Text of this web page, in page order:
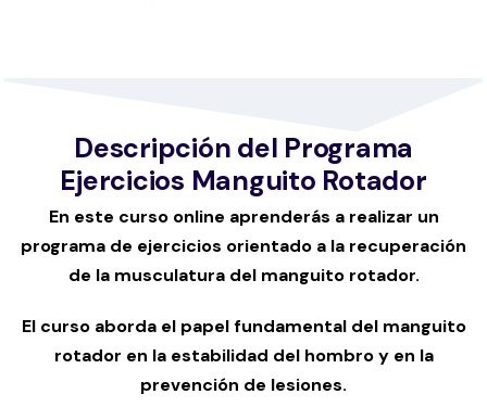
Descripción del Programa
Ejercicios Manguito Rotador
En este curso online aprenderás a realizar un
programa de ejercicios orientado a la recuperación
de la musculatura del manguito rotador.
El curso aborda el papel fundamental del manguito
rotador en la estabilidad del hombro y en la
prevención de lesiones.